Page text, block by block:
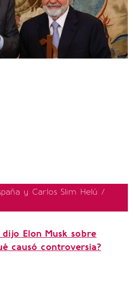
y Carlos Slim Helú /
dijo Elon Musk sobre
causó controversia?